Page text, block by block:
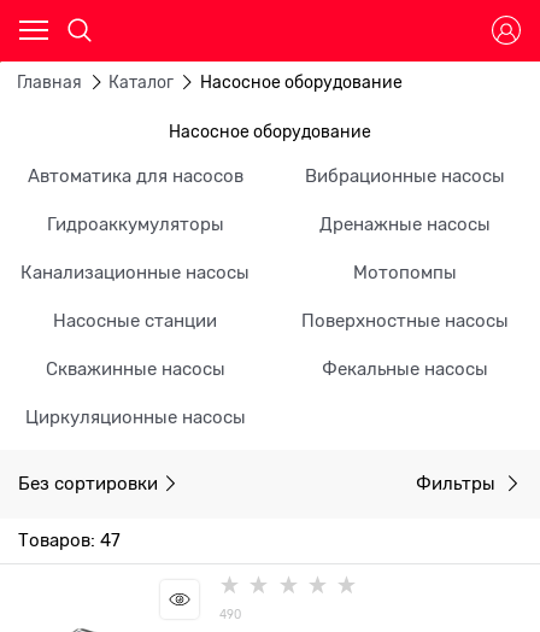
Главная Каталог Насосное оборудование
Насосное оборудование
Автоматика для насосов Вибрационные насосы
Гидроаккумуляторы Дренажные насосы
Канализационные насосы Мотопомпы
Насосные станции Поверхностные насосы
Скважинные насосы Фекальные насосы
Циркуляционные насосы
Без сортировки Фильтры
Товаров: 47
490